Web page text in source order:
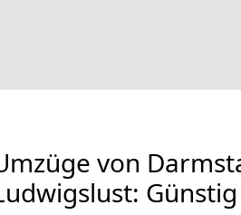
von